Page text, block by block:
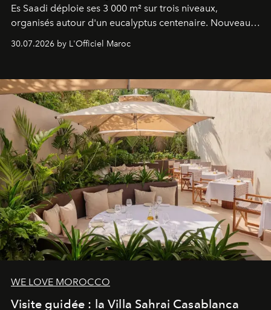
Es Saadi déploie ses 3 000 m² sur trois niveaux,
organisés autour d'un eucalyptus centenaire. Nouveau
Lobby Bien-Être et Beauté, exclusivité mondiale en
neuro-cosmétique, parcours thermal et studio dédié au
entièreté, entre science des émotions et rituels
reposants.
30.07.2026 by L'Officiel Maroc
WE LOVE MOROCCO
Visite guidée : la Villa Sahrai Casablanca